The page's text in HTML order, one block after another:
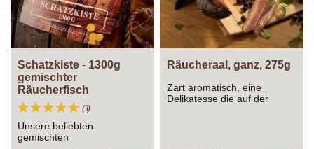
Schatzkiste - 1300g
gemischter
Räucherfisch
Bewertung:
1
Unsere beliebten
gemischten
Räucheraal, ganz, 275g
Zart aromatisch, eine
Delikatesse die auf der